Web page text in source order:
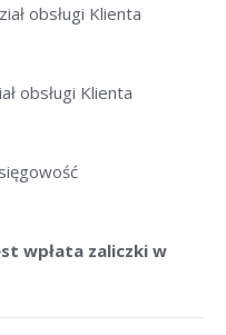
obsługi Klienta
obsługi Klienta
wpłata zaliczki w